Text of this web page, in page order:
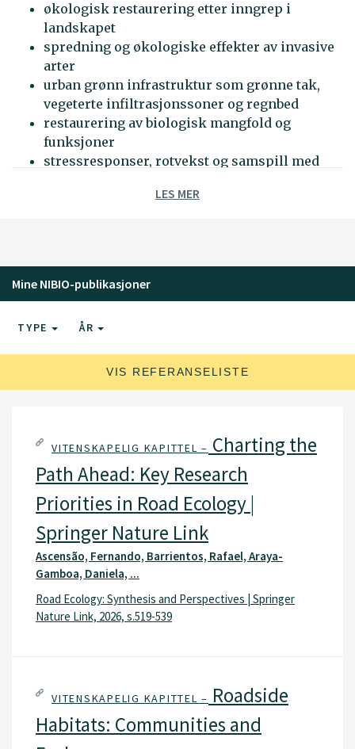
økologisk restaurering etter inngrep i
landskapet
spredning og økologiske effekter av invasive
arter
urban grønn infrastruktur som grønne tak,
vegeterte infiltrasjonssoner og regnbed
restaurering av biologisk mangfold og
funksjoner
stressresponser, rotvekst og samspill med
LES MER
Mine NIBIO-publikasjoner
TYPE ÅR
VIS REFERANSELISTE
VITENSKAPELIG KAPITTEL – Charting the
Path Ahead: Key Research
Priorities in Road Ecology |
Springer Nature Link
Ascensão, Fernando, Barrientos, Rafael, Araya-
Gamboa, Daniela, ...
Road Ecology: Synthesis and Perspectives | Springer
Nature Link, 2026, s.519-539
VITENSKAPELIG KAPITTEL – Roadside
Habitats: Communities and